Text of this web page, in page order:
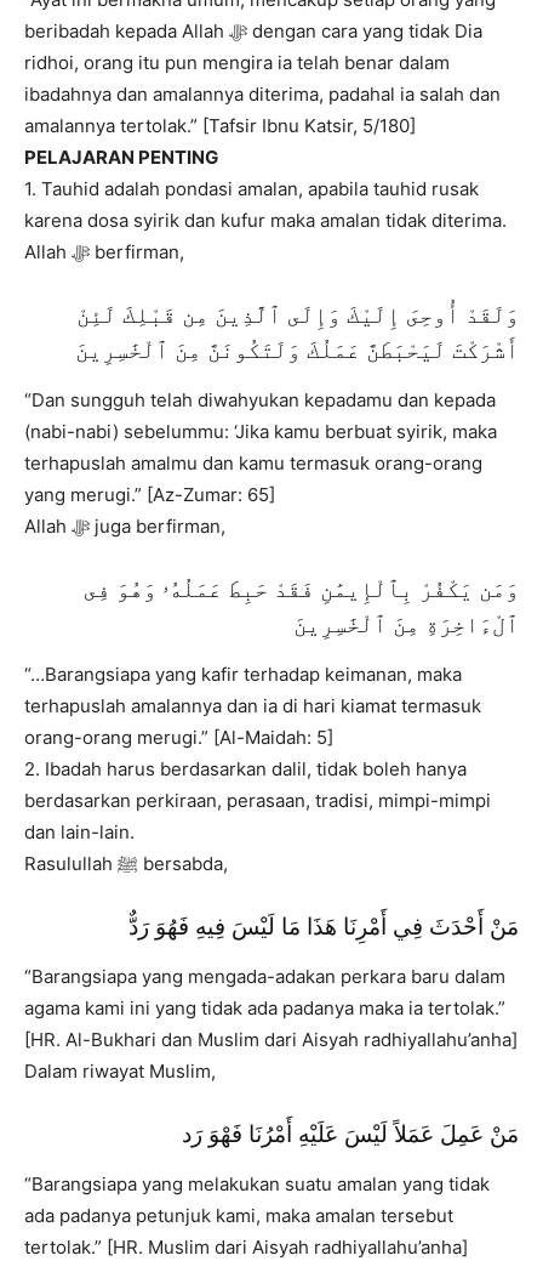
beribadah kepada Allah ﷻ dengan cara yang tidak Dia
ridhoi, orang itu pun mengira ia telah benar dalam
ibadahnya dan amalannya diterima, padahal ia salah dan
amalannya tertolak.” [Tafsir Ibnu Katsir, 5/180]
PELAJARAN PENTING
1. Tauhid adalah pondasi amalan, apabila tauhid rusak
karena dosa syirik dan kufur maka amalan tidak diterima.
Allah ﷻ berfirman,
وَلَقَدْ أُوحِىَ إِلَيْكَ وَإِلَى ٱلَّذِينَ مِن قَبْلِكَ لَئِنْ
أَشْرَكْتَ لَيَحْبَطَنَّ عَمَلُكَ وَلَتَكُونَنَّ مِنَ ٱلْخَٰسِرِينَ
“Dan sungguh telah diwahyukan kepadamu dan kepada
(nabi-nabi) sebelummu: ‘Jika kamu berbuat syirik, maka
terhapuslah amalmu dan kamu termasuk orang-orang
yang merugi.” [Az-Zumar: 65]
Allah ﷻ juga berfirman,
وَمَن يَكْفُرْ بِٱلْإِيمَٰنِ فَقَدْ حَبِطَ عَمَلُهُۥ وَهُوَ فِى
ٱلْءَاخِرَةِ مِنَ ٱلْخَٰسِرِينَ
“…Barangsiapa yang kafir terhadap keimanan, maka
terhapuslah amalannya dan ia di hari kiamat termasuk
orang-orang merugi.” [Al-Maidah: 5]
2. Ibadah harus berdasarkan dalil, tidak boleh hanya
berdasarkan perkiraan, perasaan, tradisi, mimpi-mimpi
dan lain-lain.
Rasulullah ﷺ bersabda,
مَنْ أَحْدَثَ فِي أَمْرِنَا هَذَا مَا لَيْسَ فِيهِ فَهُوَ رَدٌّ
“Barangsiapa yang mengada-adakan perkara baru dalam
agama kami ini yang tidak ada padanya maka ia tertolak.”
[HR. Al-Bukhari dan Muslim dari Aisyah radhiyallahu’anha]
Dalam riwayat Muslim,
مَنْ عَمِلَ عَمَلاً لَيْسَ عَلَيْهِ أَمْرُنَا فَهْوَ رَد
“Barangsiapa yang melakukan suatu amalan yang tidak
ada padanya petunjuk kami, maka amalan tersebut
tertolak.” [HR. Muslim dari Aisyah radhiyallahu’anha]